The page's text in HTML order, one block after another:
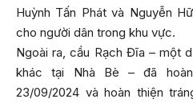
Huỳnh Tấn Phát và Nguyễn
cho người dân trong khu vực.
Ngoài ra, cầu Rạch Đĩa – một
khác tại Nhà Bè – đã
23/09/2024 và hoàn thiện